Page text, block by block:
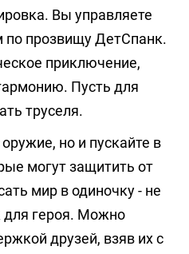
Вы управляете
прозвищу ДетСпанк.
приключение,
Пусть для
труселя.
но и пускайте в
могут защитить от
мир в одиночку - не
героя. Можно
друзей, взяв их с